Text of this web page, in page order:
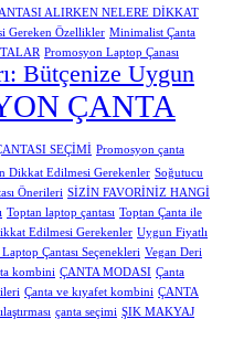
ALIRKEN NELERE DİKKAT
Gereken Özellikler Minimalist Çanta
Promosyon Laptop Çanası
Bütçenize Uygun
ÇANTA
SEÇİMİ Promosyon çanta
Dikkat Edilmesi Gerekenler Soğutucu
Önerileri SİZİN FAVORİNİZ HANGİ
Toptan laptop çantası Toptan Çanta ile
Edilmesi Gerekenler Uygun Fiyatlı
Çantası Seçenekleri Vegan Deri
kombini ÇANTA MODASI Çanta
Çanta ve kıyafet kombini ÇANTA
çanta seçimi ŞIK MAKYAJ